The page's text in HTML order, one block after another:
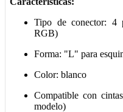
Tipo de conector: 4
RGB)
Forma: "L" para
Color: blanco
Compatible con
modelo)